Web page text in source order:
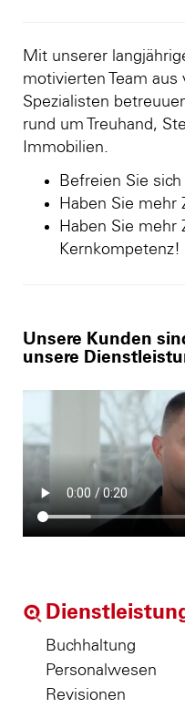
Mit unserer
motivierten Team aus
Spezialisten
rund um Treuhand,
Immobilien.
Befreien Sie
Haben Sie mehr
Haben Sie mehr
Kernkompetenz!
Unsere Kunden
unsere
Buchhaltung
Personalwesen
Revisionen